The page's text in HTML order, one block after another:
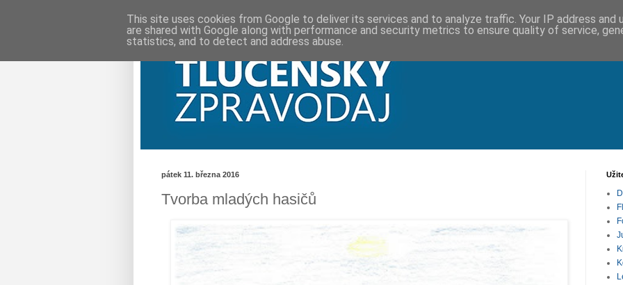
pátek 11. března 2016
Tvorba mladých hasičů
This site uses cookies from Google to deliver its services and to analyze traffic. Your IP address and
are shared with Google along with performance and security metrics to ensure quality of service,
statistics, and to detect and address abuse.